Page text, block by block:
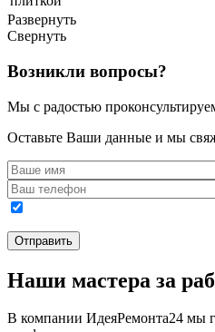
Развернуть
Свернуть
Возникли вопросы?
Мы с радостью
Оставьте Ваши данные и мы
Наши мастера за
В компании ИдеяРемонта24 мы